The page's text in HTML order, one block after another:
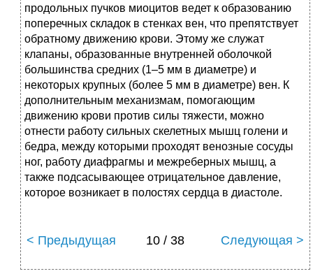
продольных пучков миоцитов ведет к образованию
поперечных складок в стенках вен, что препятствует
обратному движению крови. Этому же служат
клапаны, образованные внутренней оболочкой
большинства средних (1–5 мм в диаметре) и
некоторых крупных (более 5 мм в диаметре) вен. К
дополнительным механизмам, помогающим
движению крови против силы тяжести, можно
отнести работу сильных скелетных мышц голени и
бедра, между которыми проходят венозные сосуды
ног, работу диафрагмы и межреберных мышц, а
также подсасывающее отрицательное давление,
которое возникает в полостях сердца в диастоле.
< Предыдущая 10 / 38 Следующая >